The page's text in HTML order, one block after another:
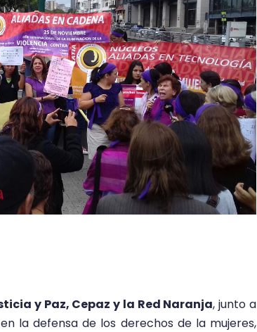
y Paz, Cepaz y la Red Naranja, junto a
la defensa de los derechos de la mujeres,